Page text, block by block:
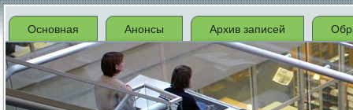
Основная Анонсы Архив записей